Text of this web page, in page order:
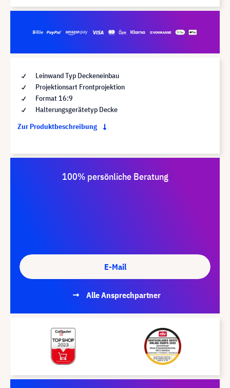
Leinwand Typ Deckeneinbau
Projektionsart Frontprojektion
Format 16:9
Halterungsgerätetyp Decke
Zur Produktbeschreibung
100% persönliche Beratung
E-Mail
Alle Ansprechpartner